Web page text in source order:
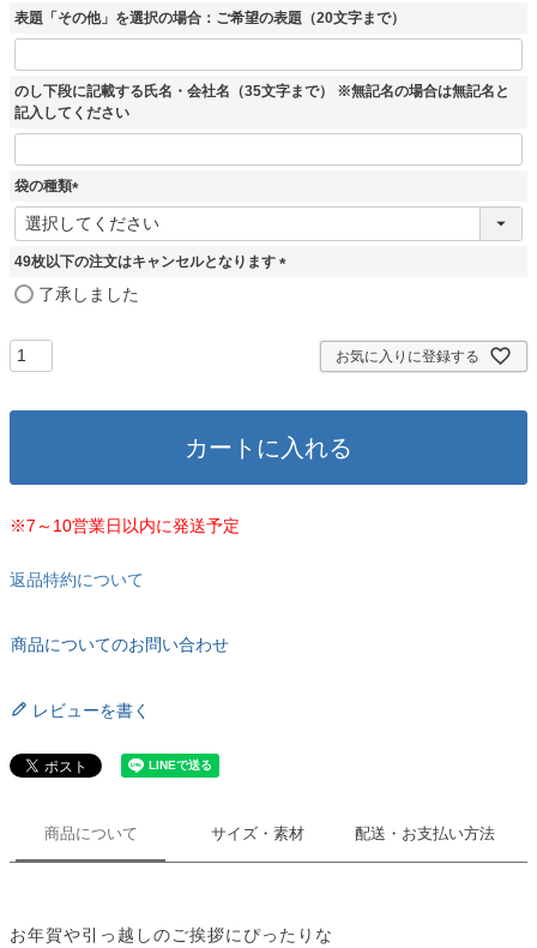
須
表題「その他」を選択の場合：ご希望の表題（20文字まで）
のし下段に記載する氏名・会社名（35文字まで） ※無記名の場合は無記名と
記入してください
袋の種類
(
必
須
49枚以下の注文はキャンセルとなります
了承しました
お気に入りに登録する
カートに入れる
※7～10営業日以内に発送予定
返品特約について
商品についてのお問い合わせ
レビューを書く
商品について サイズ・素材 配送・お支払い方法
お年賀や引っ越しのご挨拶にぴったりな